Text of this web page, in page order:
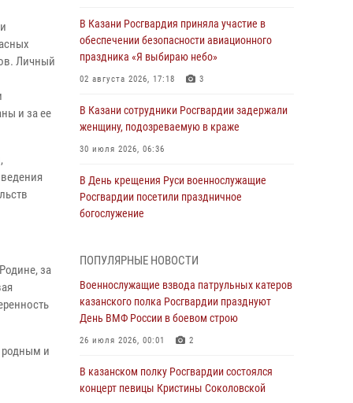
Личный
и за ее
за
родным и
В Казани Росгвардия приняла участие в
обеспечении безопасности авиационного
праздника «Я выбираю небо»
02 августа 2026, 17:18 3
В Казани сотрудники Росгвардии задержали
женщину, подозреваемую в краже
30 июля 2026, 06:36
В День крещения Руси военнослужащие
Росгвардии посетили праздничное
богослужение
Военнослужащие взвода патрульных катеров
казанского полка Росгвардии празднуют
День ВМФ России в боевом строю
26 июля 2026, 00:01 2
«бронзу» в окружном этапе конкурса
профессионального мастерства
ПОПУЛЯРНЫЕ НОВОСТИ
Военнослужащие взвода патрульных катеров
казанского полка Росгвардии празднуют
День ВМФ России в боевом строю
26 июля 2026, 00:01 2
В казанском полку Росгвардии состоялся
концерт певицы Кристины Соколовской